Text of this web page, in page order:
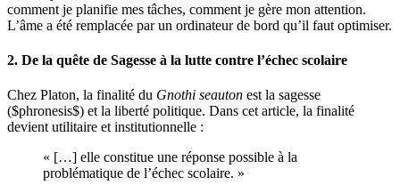
comment je planifie mes tâches, comment je gère mon attention.
L’âme a été remplacée par un ordinateur de bord qu’il faut optimiser.
2. De la quête de Sagesse à la lutte contre l’échec scolaire
Chez Platon, la finalité du Gnothi seauton est la sagesse
($phronesis$) et la liberté politique. Dans cet article, la finalité
devient utilitaire et institutionnelle :
« […] elle constitue une réponse possible à la
problématique de l’échec scolaire. »